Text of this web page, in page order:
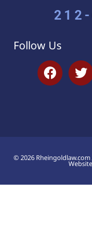
Follow Us
© 2026 Rheingoldlaw.com